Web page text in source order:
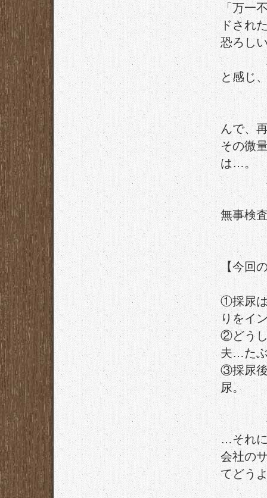
「万一
ドされ
恐ろし
と感じ
んで、
その微
は…。
無事検
【今回
①採尿は
りをイ
②どう
夫…た
③採尿後
尿。
…それ
会社の
てどう